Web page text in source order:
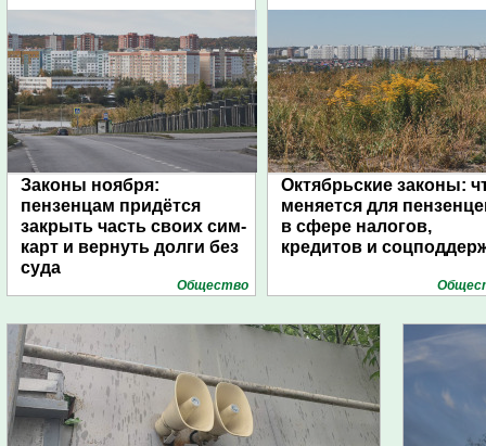
Законы ноября:
пензенцам придётся
закрыть часть своих сим-
карт и вернуть долги без
суда
Общество
Октябрьские законы:
меняется для
в сфере налогов,
кредитов и